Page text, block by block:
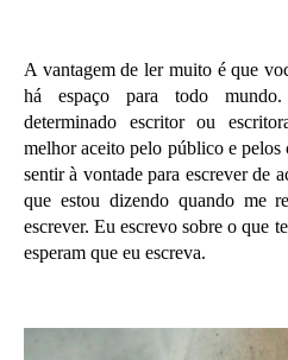
A vantagem de ler muito é que
há espaço para todo
determinado escritor ou
melhor aceito pelo público e pelos
sentir à vontade para escrever de
que estou dizendo quando me
escrever. Eu escrevo sobre o que
esperam que eu escreva.